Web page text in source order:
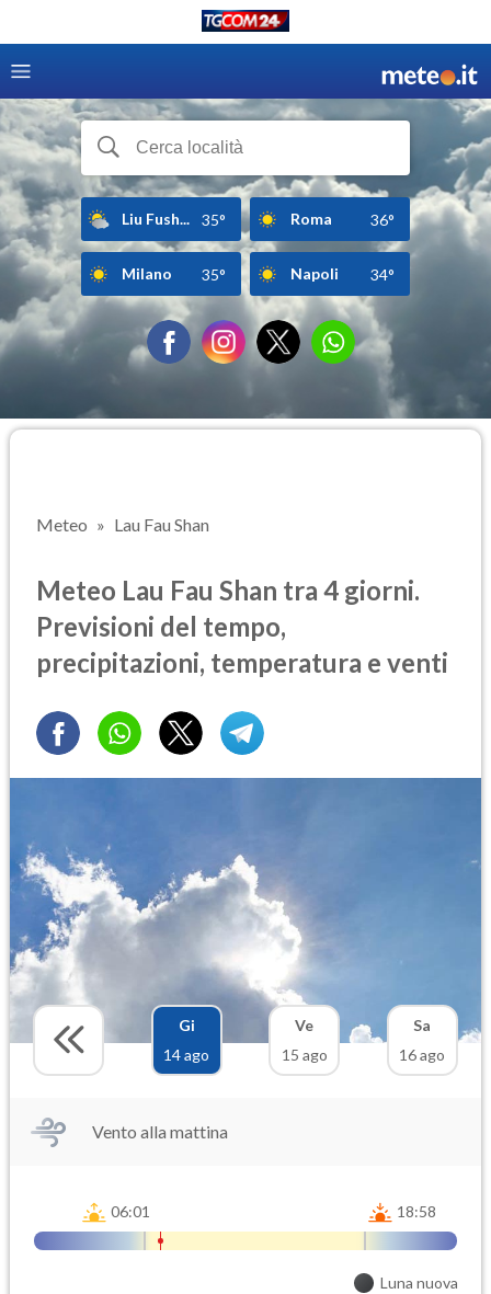
Liu Fush... 35° Roma 36°
Milano 35° Napoli 34°
Meteo Lau Fau Shan
Meteo Lau Fau Shan tra 4 giorni.
Previsioni del tempo,
precipitazioni, temperatura e venti
Gi
14 ago
Ve
15 ago
Sa
16 ago
Vento alla mattina
06:01 18:58
Luna nuova